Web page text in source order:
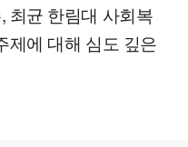
최균 한림대 사회복
제에 대해 심도 깊은